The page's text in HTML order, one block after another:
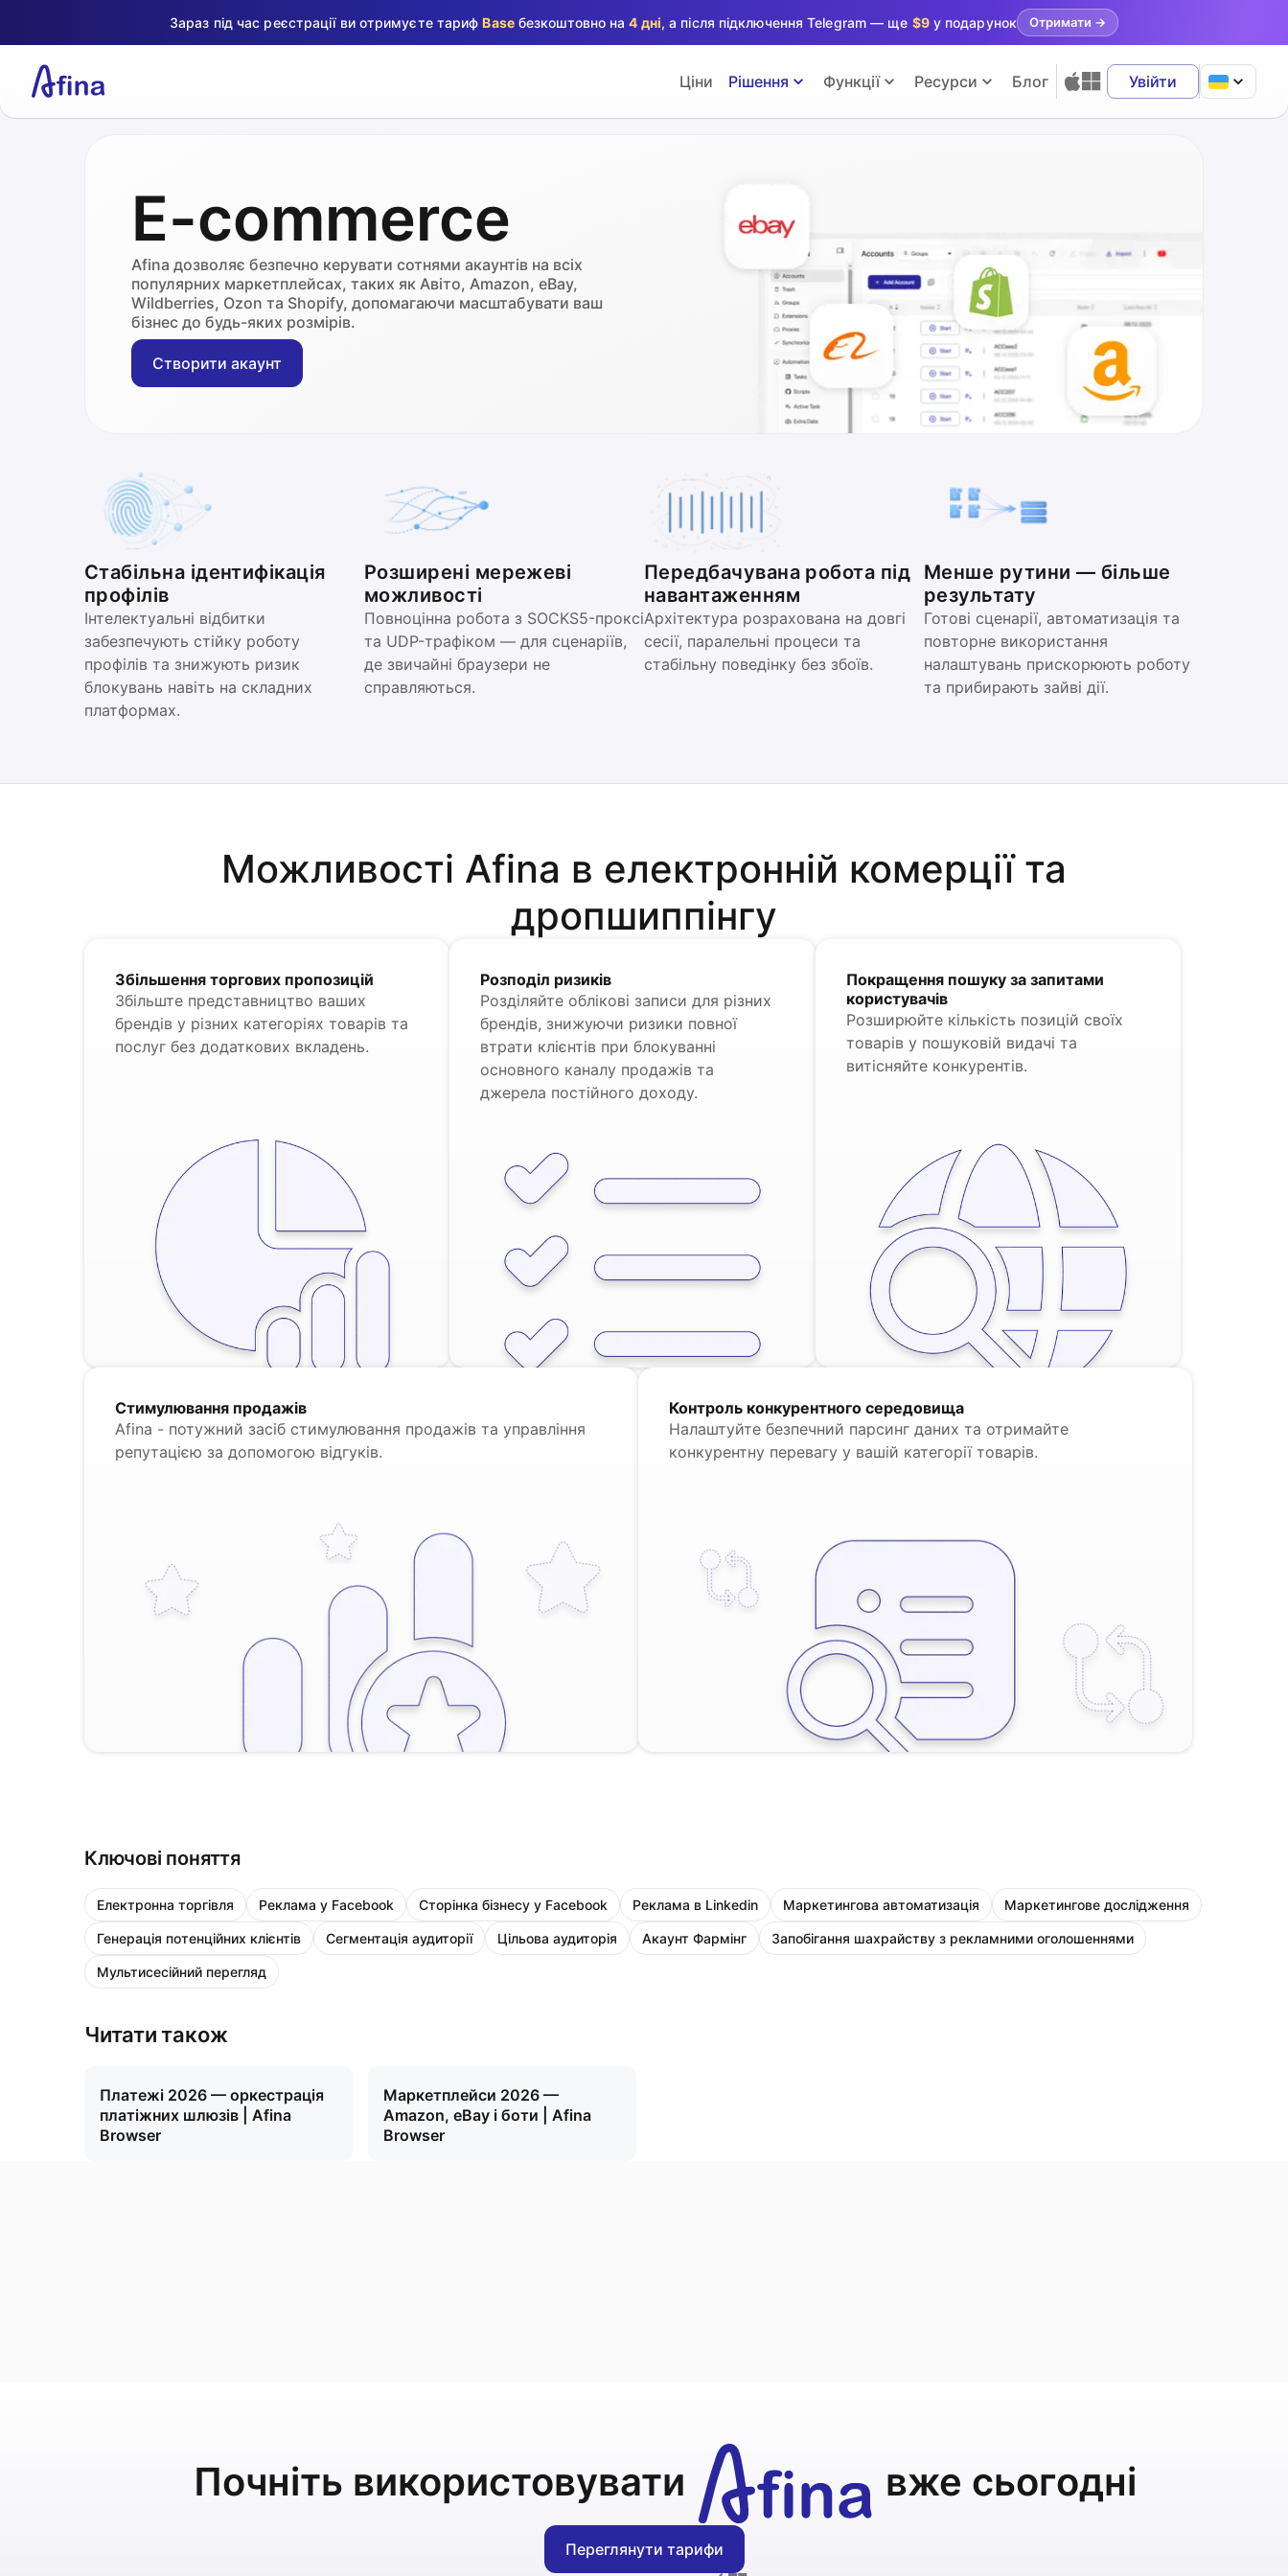
Зараз під час реєстрації ви отримуєте тарифBaseбезкоштовно на4 дні, а після підключення Telegram — ще $9у подарунок Отримати →
Ціни Рішення Функції Ресурси Блог Увійти
E-commerce
Afina дозволяє безпечно керувати сотнями акаунтів на всіх
популярних маркетплейсах, таких як Авіто, Amazon, eBay,
Wildberries, Ozon та Shopify, допомагаючи масштабувати ваш
бізнес до будь-яких розмірів.
Створити акаунт
Стабільна ідентифікація
профілів
Інтелектуальні відбитки
забезпечують стійку роботу
профілів та знижують ризик
блокувань навіть на складних
платформах.
Розширені мережеві
можливості
Повноцінна робота з SOCKS5-проксі
та UDP-трафіком — для сценаріїв,
де звичайні браузери не
справляються.
Передбачувана робота під
навантаженням
Архітектура розрахована на довгі
сесії, паралельні процеси та
стабільну поведінку без збоїв.
Менше рутини — більше
результату
Готові сценарії, автоматизація та
повторне використання
налаштувань прискорюють роботу
та прибирають зайві дії.
Можливості Afina в електронній комерції та
дропшиппінгу
Збільшення торгових пропозицій
Збільште представництво ваших
брендів у різних категоріях товарів та
послуг без додаткових вкладень.
Розподіл ризиків
Розділяйте облікові записи для різних
брендів, знижуючи ризики повної
втрати клієнтів при блокуванні
основного каналу продажів та
джерела постійного доходу.
Покращення пошуку за запитами
користувачів
Розширюйте кількість позицій своїх
товарів у пошуковій видачі та
витісняйте конкурентів.
Стимулювання продажів
Afina - потужний засіб стимулювання продажів та управління
репутацією за допомогою відгуків.
Контроль конкурентного середовища
Налаштуйте безпечний парсинг даних та отримайте
конкурентну перевагу у вашій категорії товарів.
Ключові поняття
Електронна торгівля Реклама у Facebook Сторінка бізнесу у Facebook Реклама в Linkedin Маркетингова автоматизація Маркетингове дослідження
Генерація потенційних клієнтів Сегментація аудиторії Цільова аудиторія Акаунт Фармінг Запобігання шахрайству з рекламними оголошеннями
Мультисесійний перегляд
Читати також
Платежі 2026 — оркестрація
платіжних шлюзів | Afina
Browser
Маркетплейси 2026 —
Amazon, eBay і боти | Afina
Browser
Почніть використовувати вже сьогодні
Переглянути тарифи